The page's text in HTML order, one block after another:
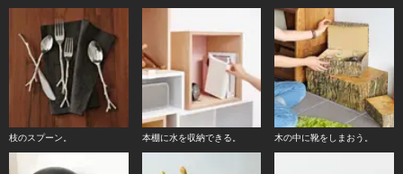
枝のスプーン。 本棚に水を収納できる。 木の中に靴をしまおう。